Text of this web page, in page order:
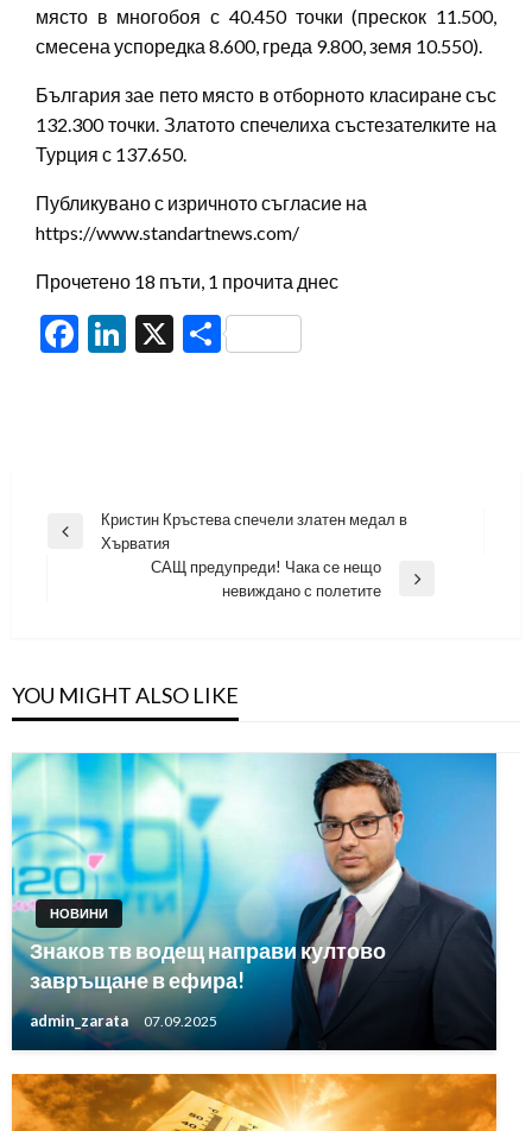
място в многобоя с 40.450 точки (прескок 11.500,
смесена успоредка 8.600, греда 9.800, земя 10.550).
България зае пето място в отборното класиране със
132.300 точки. Златото спечелиха състезателките на
Турция с 137.650.
Публикувано с изричното съгласие на
https://www.standartnews.com/
Прочетено 18 пъти, 1 прочита днес
Facebook
LinkedIn
X Share
Навигация
Previous
Кристин Кръстева спечели златен медал в
Хърватия
САЩ предупреди! Чака се нещо
невиждано с полетите
YOU MIGHT ALSO LIKE
НОВИНИ
Знаков тв водещ направи култово
завръщане в ефира!
admin_zarata 07.09.2025